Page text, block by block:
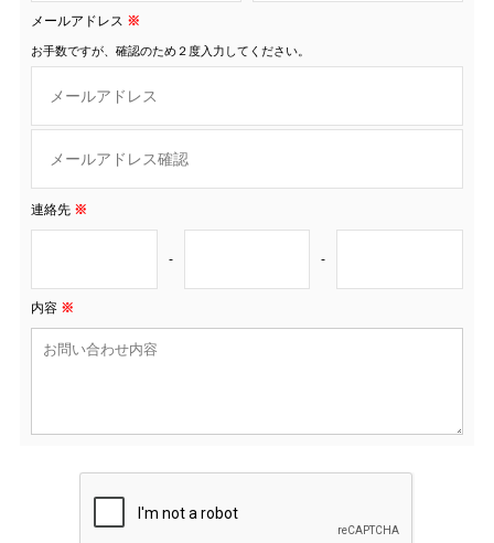
メールアドレス ※
お手数ですが、確認のため２度入力してください。
連絡先 ※
- -
内容 ※